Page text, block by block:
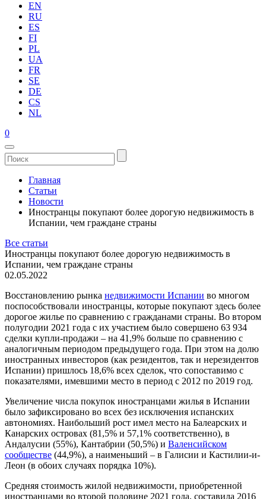
EN
RU
ES
FI
PL
UA
FR
SE
DE
CS
NL
0
Главная
Статьи
Новости
Иностранцы покупают более дорогую недвижимость в
Испании, чем граждане страны
Все статьи
Иностранцы покупают более дорогую недвижимость в
Испании, чем граждане страны
02.05.2022
Восстановлению рынка недвижимости Испании во многом
поспособствовали иностранцы, которые покупают здесь более
дорогое жилье по сравнению с гражданами страны. Во втором
полугодии 2021 года с их участием было совершено 63 934
сделки купли-продажи – на 41,9% больше по сравнению с
аналогичным периодом предыдущего года. При этом на долю
иностранных инвесторов (как резидентов, так и нерезидентов
Испании) пришлось 18,6% всех сделок, что сопоставимо с
показателями, имевшими место в период с 2012 по 2019 год.
Увеличение числа покупок иностранцами жилья в Испании
было зафиксировано во всех без исключения испанских
автономиях. Наибольший рост имел место на Балеарских и
Канарских островах (81,5% и 57,1% соответственно), в
Андалусии (55%), Кантабрии (50,5%) и Валенсийском
сообществе (44,9%), а наименьший – в Галисии и Кастилии-и-
Леон (в обоих случаях порядка 10%).
Средняя стоимость жилой недвижимости, приобретенной
иностранцами во второй половине 2021 года, составила 2016